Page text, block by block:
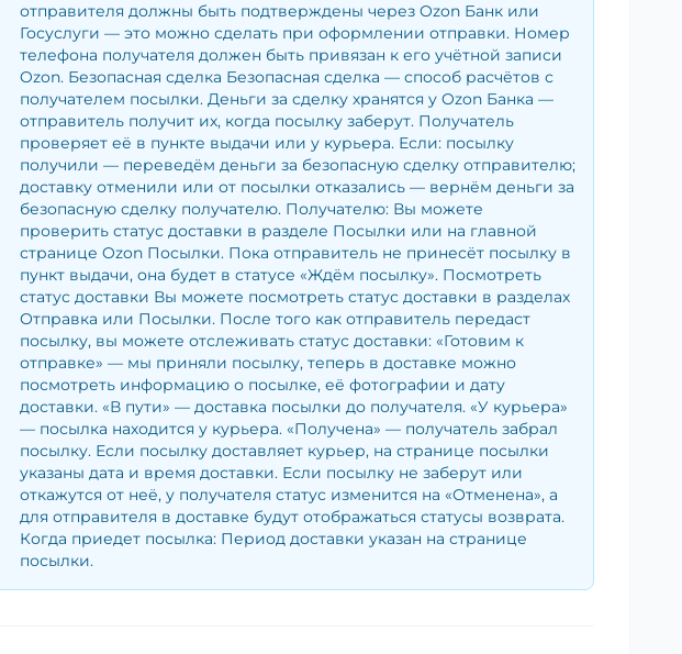
отправителя должны быть подтверждены через Ozon Банк или
Госуслуги — это можно сделать при оформлении отправки. Номер
телефона получателя должен быть привязан к его учётной записи
Ozon. Безопасная сделка Безопасная сделка — способ расчётов с
получателем посылки. Деньги за сделку хранятся у Ozon Банка —
отправитель получит их, когда посылку заберут. Получатель
проверяет её в пункте выдачи или у курьера. Если: посылку
получили — переведём деньги за безопасную сделку отправителю;
доставку отменили или от посылки отказались — вернём деньги за
безопасную сделку получателю. Получателю: Вы можете
проверить статус доставки в разделе Посылки или на главной
странице Ozon Посылки. Пока отправитель не принесёт посылку в
пункт выдачи, она будет в статусе «Ждём посылку». Посмотреть
статус доставки Вы можете посмотреть статус доставки в разделах
Отправка или Посылки. После того как отправитель передаст
посылку, вы можете отслеживать статус доставки: «Готовим к
отправке» — мы приняли посылку, теперь в доставке можно
посмотреть информацию о посылке, её фотографии и дату
доставки. «В пути» — доставка посылки до получателя. «У курьера»
— посылка находится у курьера. «Получена» — получатель забрал
посылку. Если посылку доставляет курьер, на странице посылки
указаны дата и время доставки. Если посылку не заберут или
откажутся от неё, у получателя статус изменится на «Отменена», а
для отправителя в доставке будут отображаться статусы возврата.
Когда приедет посылка: Период доставки указан на странице
посылки.